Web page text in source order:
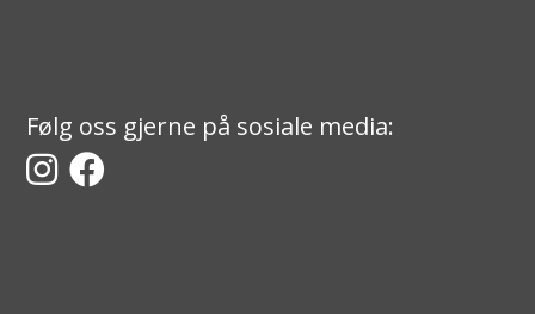
Følg oss gjerne på sosiale media: